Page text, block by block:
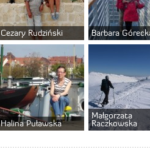
Cezary Rudziński Barbara
Halina Puławska
Małgorzata
Raczkowska